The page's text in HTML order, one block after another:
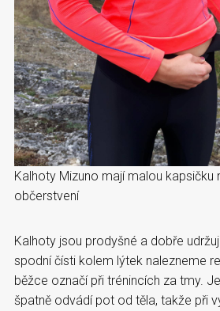
Kalhoty Mizuno mají malou kapsičku
občerstvení
Kalhoty jsou prodyšné a dobře
spodní čísti kolem lýtek nalezneme
běžce označí při trénincích za tmy.
špatně odvádí pot od těla, takže při